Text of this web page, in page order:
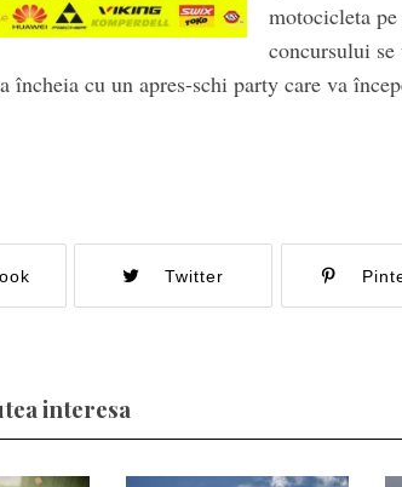
motocicleta
concursului
încheia cu un apres-schi party care va
Twitter
interesa